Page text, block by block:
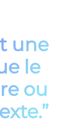
une
le
ou